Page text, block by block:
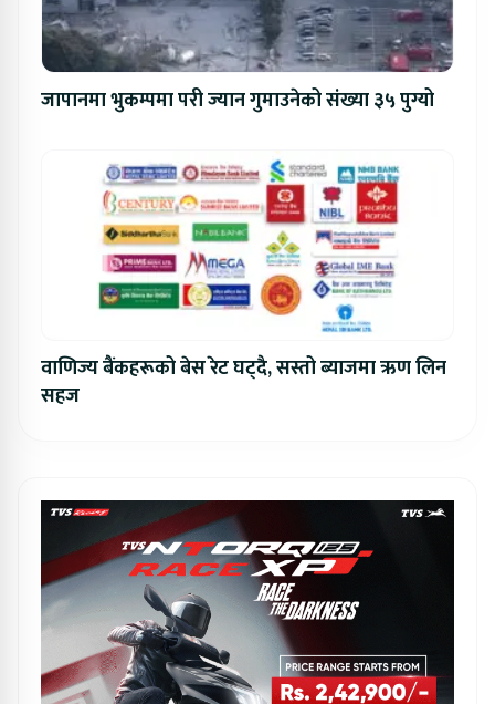
जापानमा भुकम्पमा परी ज्यान गुमाउनेको संख्या ३५ पुग्यो
वाणिज्य बैंकहरूको बेस रेट घट्दै, सस्तो ब्याजमा ऋण लिन
सहज